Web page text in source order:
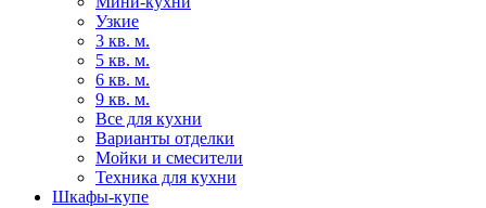
Узкие
3 кв. м.
5 кв. м.
6 кв. м.
9 кв. м.
Все для кухни
Варианты отделки
Мойки и смесители
Техника для кухни
Шкафы-купе